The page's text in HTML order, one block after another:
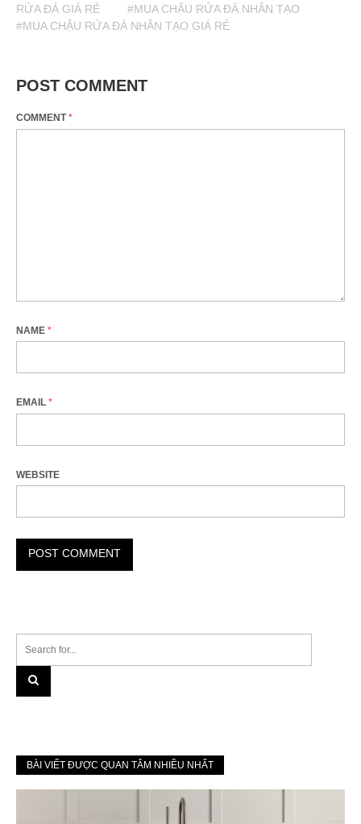
RỬA ĐÁ GIÁ RẺ
#MUA CHẬU RỬA ĐÁ NHÂN TẠO
#MUA CHẬU RỬA ĐÁ NHÂN TẠO GIÁ RẺ
POST COMMENT
COMMENT*
NAME *
EMAIL *
WEBSITE
BÀI VIẾT ĐƯỢC QUAN TÂM NHIỀU NHẤT